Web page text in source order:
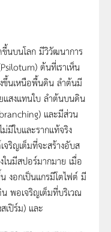
ขึ้นบนโลก มีวิวัฒนาการ
ต้นที่เราเห็น
ขึ้นเหนือพื้นดิน ลำต้นมี
แสงแทนใบ ลำต้นบนดิน
และมีส่วน
มีใบและรากแท้จริง
จริญเต็มที่จะสร้างอับส
นมีสปอร์มากมาย เมื่อ
งอกเป็นแกรมีโตไฟต์ มี
พอเจริญเต็มที่บริเวณ
เปิร์ม) และ